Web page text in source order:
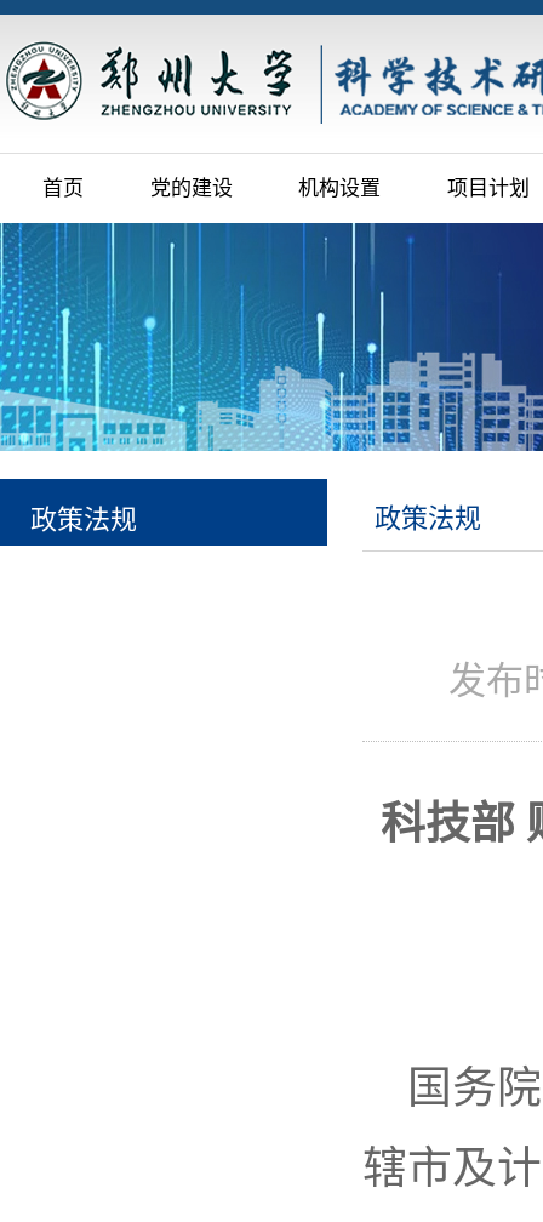
首页 党的建设 机构设置 项目计划
政策法规 政策法规
发布
科技部
国务
辖市及